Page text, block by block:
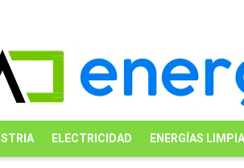
ELECTRICIDAD ENERGÍAS